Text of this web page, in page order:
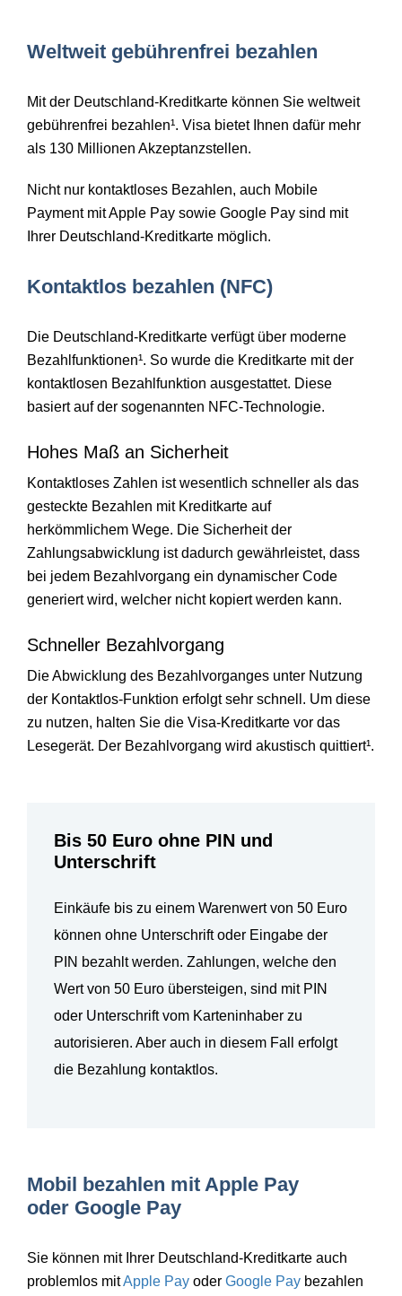
Weltweit gebührenfrei bezahlen
Mit der Deutschland-Kreditkarte können Sie weltweit
gebührenfrei bezahlen¹. Visa bietet Ihnen dafür mehr
als 130 Millionen Akzeptanzstellen.
Nicht nur kontaktloses Bezahlen, auch Mobile
Payment mit Apple Pay sowie Google Pay sind mit
Ihrer Deutschland-Kreditkarte möglich.
Kontaktlos bezahlen (NFC)
Die Deutschland-Kreditkarte verfügt über moderne
Bezahlfunktionen¹. So wurde die Kreditkarte mit der
kontaktlosen Bezahlfunktion ausgestattet. Diese
basiert auf der sogenannten NFC-Technologie.
Hohes Maß an Sicherheit
Kontaktloses Zahlen ist wesentlich schneller als das
gesteckte Bezahlen mit Kreditkarte auf
herkömmlichem Wege. Die Sicherheit der
Zahlungsabwicklung ist dadurch gewährleistet, dass
bei jedem Bezahlvorgang ein dynamischer Code
generiert wird, welcher nicht kopiert werden kann.
Schneller Bezahlvorgang
Die Abwicklung des Bezahlvorganges unter Nutzung
der Kontaktlos-Funktion erfolgt sehr schnell. Um diese
zu nutzen, halten Sie die Visa-Kreditkarte vor das
Lesegerät. Der Bezahlvorgang wird akustisch quittiert¹.
Bis 50 Euro ohne PIN und
Unterschrift
Einkäufe bis zu einem Warenwert von 50 Euro
können ohne Unterschrift oder Eingabe der
PIN bezahlt werden. Zahlungen, welche den
Wert von 50 Euro übersteigen, sind mit PIN
oder Unterschrift vom Karteninhaber zu
autorisieren. Aber auch in diesem Fall erfolgt
die Bezahlung kontaktlos.
Mobil bezahlen mit Apple Pay
oder Google Pay
Sie können mit Ihrer Deutschland-Kreditkarte auch
problemlos mitApple Pay oder Google Pay bezahlen